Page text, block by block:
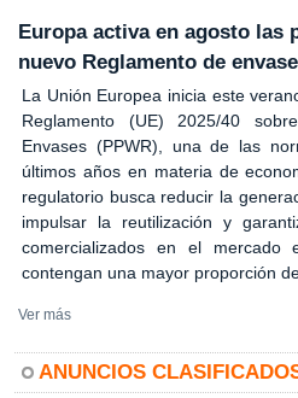
Europa activa en agosto las
nuevo Reglamento de
La Unión Europea inicia este
Reglamento (UE) 2025/40
Envases (PPWR), una de las
últimos años en materia de
regulatorio busca reducir la
impulsar la reutilización y
comercializados en el mercado
contengan una mayor proporción
Ver más
ANUNCIOS